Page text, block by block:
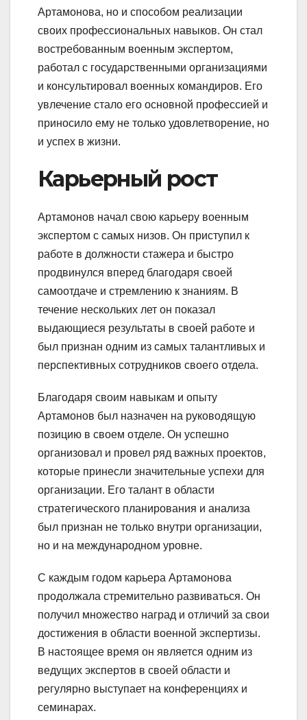
Артамонова, но и способом реализации
своих профессиональных навыков. Он стал
востребованным военным экспертом,
работал с государственными организациями
и консультировал военных командиров. Его
увлечение стало его основной профессией и
приносило ему не только удовлетворение, но
и успех в жизни.
Карьерный рост
Артамонов начал свою карьеру военным
экспертом с самых низов. Он приступил к
работе в должности стажера и быстро
продвинулся вперед благодаря своей
самоотдаче и стремлению к знаниям. В
течение нескольких лет он показал
выдающиеся результаты в своей работе и
был признан одним из самых талантливых и
перспективных сотрудников своего отдела.
Благодаря своим навыкам и опыту
Артамонов был назначен на руководящую
позицию в своем отделе. Он успешно
организовал и провел ряд важных проектов,
которые принесли значительные успехи для
организации. Его талант в области
стратегического планирования и анализа
был признан не только внутри организации,
но и на международном уровне.
С каждым годом карьера Артамонова
продолжала стремительно развиваться. Он
получил множество наград и отличий за свои
достижения в области военной экспертизы.
В настоящее время он является одним из
ведущих экспертов в своей области и
регулярно выступает на конференциях и
семинарах.